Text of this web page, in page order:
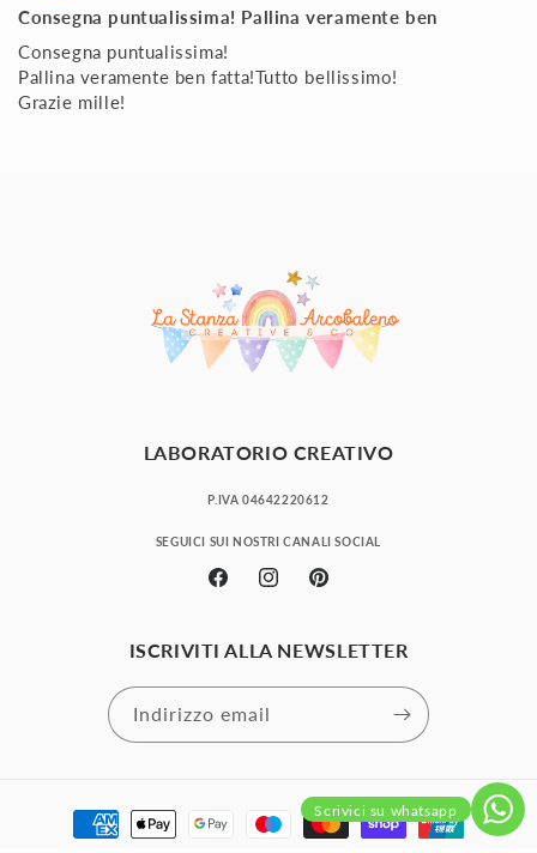
Consegna puntualissima! Pallina veramente ben
Consegna puntualissima!
Pallina veramente ben fatta!Tutto bellissimo!
Grazie mille!
LABORATORIO CREATIVO
P.IVA 04642220612
SEGUICI SUI NOSTRI CANALI SOCIAL
FacebookInstagramPinterest
ISCRIVITI ALLA NEWSLETTER
Indirizzo email
Metodi
Scrivici su whatsapp